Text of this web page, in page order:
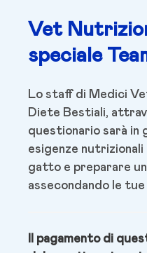
Vet
speciale
Lo staff di Medici
Diete Bestiali,
questionario sarà in
esigenze
gatto e preparare
assecondando le
Il pagamento di